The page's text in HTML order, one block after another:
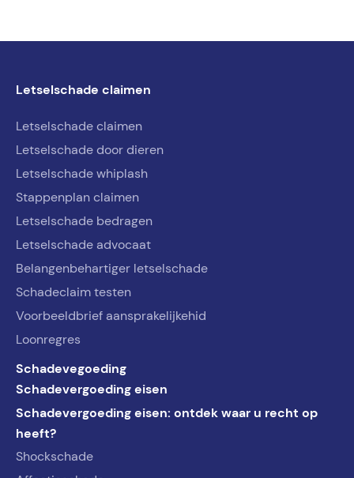
Letselschade claimen
Letselschade claimen
Letselschade door dieren
Letselschade whiplash
Stappenplan claimen
Letselschade bedragen
Letselschade advocaat
Belangenbehartiger letselschade
Schadeclaim testen
Voorbeeldbrief aansprakelijkehid
Loonregres
Schadevegoeding
Schadevergoeding eisen
Schadevergoeding eisen: ontdek waar u recht op
heeft?
Shockschade